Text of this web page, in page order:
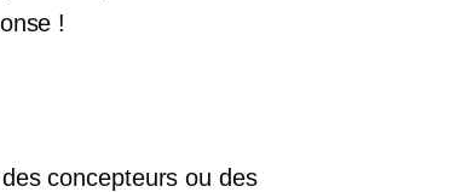
!
concepteurs ou des